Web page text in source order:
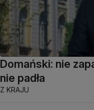
Domański: nie
nie padła
Z KRAJU